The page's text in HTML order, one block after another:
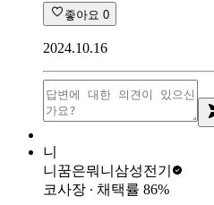
좋아요 0
2024.10.16
니
니꿈은뭐니 삼성전기
코사장 ∙ 채택률 86%